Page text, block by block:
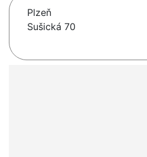
Plzeň
Sušická 70